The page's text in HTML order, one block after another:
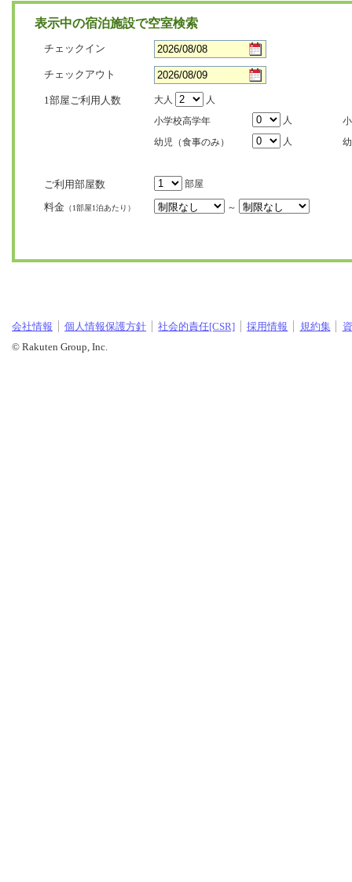
表示中の宿泊施設で空室検索
チェックイン
チェックアウト
1部屋ご利用人数 大人
人
小学校高学年
人
幼児（食事のみ）
人
ご利用部屋数 部屋
料金 （1部屋1泊あたり） ～
会社情報 個人情報保護方針 社会的責任[CSR] 採用情報 規約集
© Rakuten Group, Inc.